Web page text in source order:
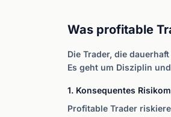
Was profitable
Die Trader, die
Es geht um Disziplin
1. Konsequentes
Profitable Trader